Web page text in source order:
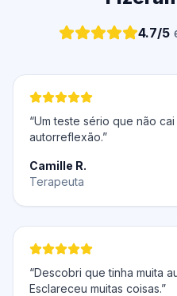
4.7/5
“Um teste sério que não
autorreflexão.”
Camille R.
Terapeuta
“Descobri que tinha muita
Esclareceu muitas coisas.”